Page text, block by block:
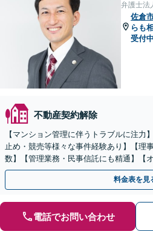
弁護士法
佐倉
らも
受付中
不動産契約解除
【マンション管理に伴うトラブルに注力
止め・競売等様々な事件経験あり】【理
数】【管理業務・民事信託にも精通】【
間・休日相談可】
料金表を見
電話でお問い合わせ